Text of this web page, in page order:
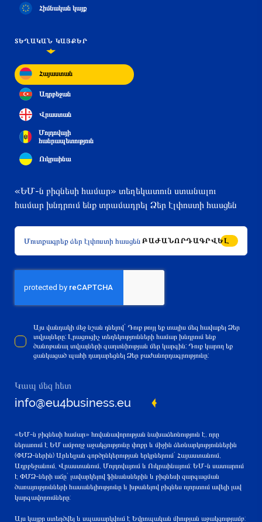
Հիմնական կայք
ՏԵՂԱԿԱՆ ԿԱՅՔԵՐ
Հայաստան
Ադրբեջան
Վրաստան
Մոլդովայի
հանրապետություն
Ուկրաինա
«ԵՄ-ն բիզնեսի համար» տեղեկատուն ստանալու
համար խնդրում ենք տրամադրել Ձեր էլփոստի հասցեն
ԲԱԺԱՆՈՐԴԱԳՐՎԵԼ
Այս վանդակի մեջ նշան դնելով` Դուք թույլ եք տալիս մեզ հավաքել Ձեր
տվյալները: Լրացուցիչ տեղեկությունների համար խնդրում ենք
ծանոթանալ տվյալների գաղտնիության մեր կարգին: Դուք կարող եք
ցանկացած պահի դադարեցնել Ձեր բաժանորդագրությունը:
Կապ մեզ հետ
info@eu4business.eu
«ԵՄ-ն բիզնեսի համար» հովանավորության նախաձեռնություն է, որը
ներառում է ԵՄ ամբողջ աջակցությունը փոքր և միջին ձեռնարկություններին
(ՓՄՁ-ներին) Արևելյան գործընկերության երկրներում` Հայաստանում,
Ադրբեջանում, Վրաստանում, Մոլդովայում և Ուկրաինայում: ԵՄ-ն սատարում
է ՓՄՁ-ների աճը` լավարկելով ֆինանսներին և բիզնեսի զարգացման
ծառայությունների հասանելիությունը և խթանելով բիզնես ոլորտում ավելի լավ
կարգավորումները:
Այս կայքը ստեղծվել և սպասարկվում է Եվրոպական միության աջակցությամբ: